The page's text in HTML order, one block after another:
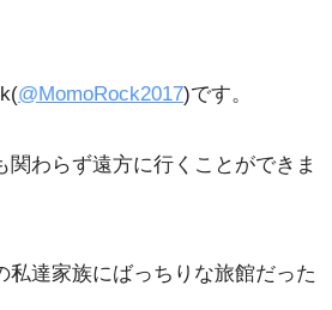
@MomoRock2017)です。
わらず遠方に行くことができま
達家族にばっちりな旅館だった